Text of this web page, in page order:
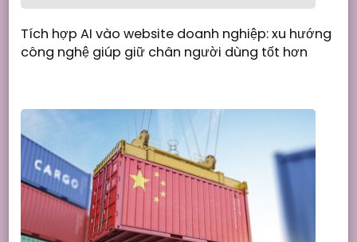
Tích hợp AI vào website doanh nghiệp: xu hướng
công nghệ giúp giữ chân người dùng tốt hơn